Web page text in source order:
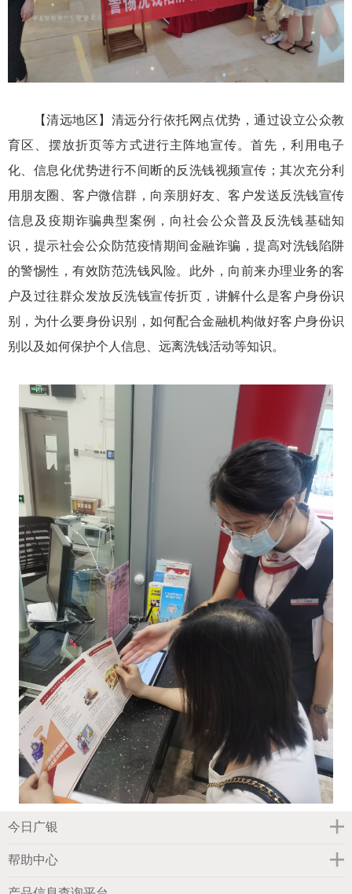
【清远地区】 清远分行依托网点优势，通过设立公众教
育区、摆放折页等方式进行主阵地宣传。首先，利用电子
化、信息化优势进行不间断的反洗钱视频宣传；其次充分利
用朋友圈、客户微信群，向亲朋好友、客户发送反洗钱宣传
信息及疫期诈骗典型案例，向社会公众普及反洗钱基础知
识，提示社会公众防范疫情期间金融诈骗，提高对洗钱陷阱
的警惕性，有效防范洗钱风险。此外，向前来办理业务的客
户及过往群众发放反洗钱宣传折页，讲解什么是客户身份识
别，为什么要身份识别，如何配合金融机构做好客户身份识
别以及如何保护个人信息、远离洗钱活动等知识。
今日广银
帮助中心